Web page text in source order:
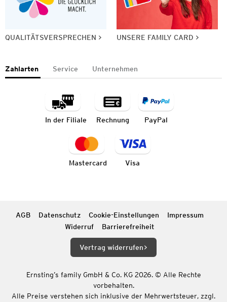
QUALITÄTSVERSPRECHEN UNSERE FAMILY CARD
Zahlarten Service Unternehmen
In der Filiale Rechnung PayPal
Mastercard Visa
AGB Datenschutz Cookie-Einstellungen
Impressum
Widerruf
Barrierefreiheit
Vertrag widerrufen
Ernsting’s family GmbH & Co. KG 2026. © Alle Rechte
vorbehalten.
Alle Preise verstehen sich inklusive der Mehrwertsteuer, zzgl.